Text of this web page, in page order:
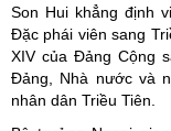
Son Hui khẳng định
Đặc phái viên sang
XIV của Đảng Cộng
Đảng, Nhà nước và
nhân dân Triều Tiên.